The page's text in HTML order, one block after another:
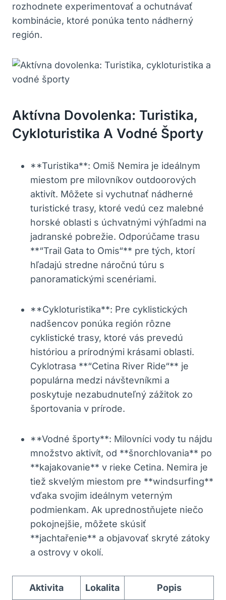
rozhodnete experimentovať a ​ochutnávať
kombinácie, ktoré ponúka tento⁣ nádherný
‍región.
Aktívna Dovolenka: Turistika,
Cykloturistika A Vodné Športy
**Turistika**: Omiš ⁣Nemira je‌ ideálnym
miestom pre milovníkov outdoorových
aktivít. Môžete si vychutnať nádherné
‌turistické trasy, ‍ktoré vedú cez malebné
horské oblasti s‍ úchvatnými výhľadmi na
jadranské pobrežie. ⁤Odporúčame​ trasu
⁢**“Trail ​Gata to ⁣Omis“** pre tých, ktorí
hľadajú stredne​ náročnú ⁤túru s
panoramatickými scenériami.
**Cykloturistika**: Pre cyklistických
nadšencov ponúka región rôzne
‍cyklistické trasy, ktoré vás prevedú
⁢históriou a prírodnými krásami oblasti.
Cyklotrasa **“Cetina River Ride“** je
populárna medzi ‍návštevníkmi a
poskytuje‍ nezabudnuteľný zážitok zo
‍športovania v ‍prírode.
**Vodné športy**: Milovníci ‌vody tu ​nájdu
množstvo aktivít, od **šnorchlovania** ‍po
​**kajakovanie** v‍ rieke Cetina. Nemira je
tiež skvelým ​miestom pre **windsurfing**
vďaka⁤ svojim ideálnym veterným
podmienkam. ⁤Ak uprednostňujete niečo
pokojnejšie,‍ môžete skúsiť
**jachtařenie** a objavovať skryté zátoky
a ostrovy v ⁣okolí.
Aktivita Lokalita Popis